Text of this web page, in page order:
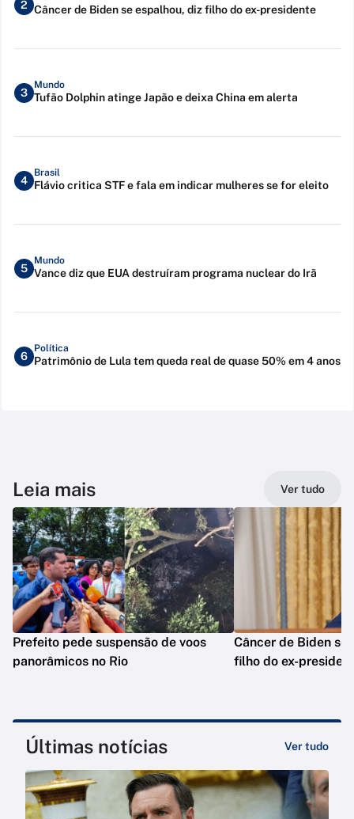
2 Câncer de Biden se espalhou, diz filho do ex-presidente
3
Mundo
Tufão Dolphin atinge Japão e deixa China em alerta
4
Brasil
Flávio critica STF e fala em indicar mulheres se for eleito
5
Mundo
Vance diz que EUA destruíram programa nuclear do Irã
6
Política
Patrimônio de Lula tem queda real de quase 50% em 4 anos
Leia mais Ver tudo
Prefeito pede suspensão de voos
panorâmicos no Rio
Câncer de Biden se
filho do ex-
Últimas notícias Ver tudo